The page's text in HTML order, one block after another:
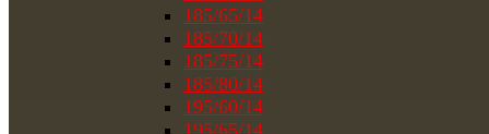
185/65/14
185/70/14
185/75/14
185/80/14
195/60/14
195/65/14